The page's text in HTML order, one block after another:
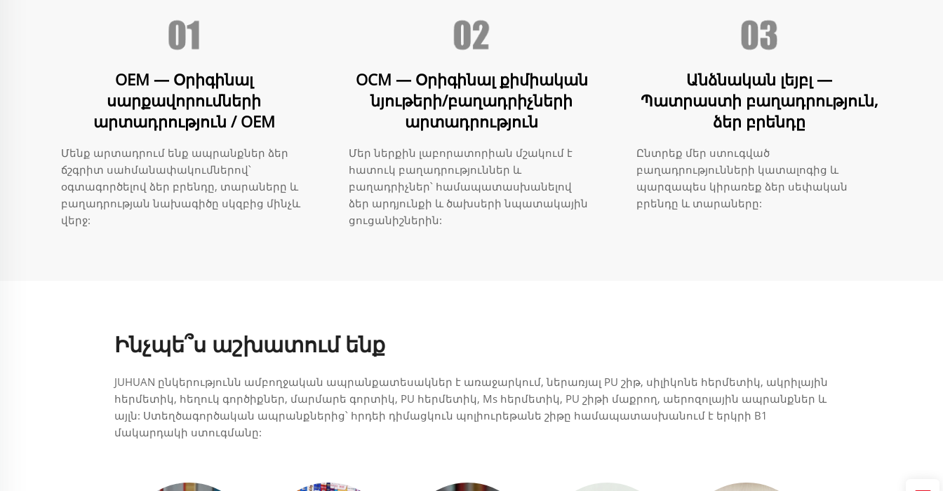
OEM — Օրիգինալ
սարքավորումների
արտադրություն / OEM
Մենք արտադրում ենք ապրանքներ ձեր
ճշգրիտ սահմանափակումներով՝
օգտագործելով ձեր բրենդը, տարաները և
բաղադրության նախագիծը սկզբից մինչև
վերջ:
OCM — Օրիգինալ քիմիական
նյութերի/բաղադրիչների
արտադրություն
Մեր ներքին լաբորատորիան մշակում է
հատուկ բաղադրություններ և
բաղադրիչներ՝ համապատասխանելով
ձեր արդյունքի և ծախսերի նպատակային
ցուցանիշներին:
Անձնական լեյբլ —
Պատրաստի բաղադրություն,
ձեր բրենդը
Ընտրեք մեր ստուգված
բաղադրությունների կատալոգից և
պարզապես կիրառեք ձեր սեփական
բրենդը և տարաները:
Ինչպե՞ս աշխատում ենք
JUHUAN ընկերությունն ամբողջական ապրանքատեսակներ է առաջարկում, ներառյալ PU շիթ, սիլիկոնե հերմետիկ, ակրիլային
հերմետիկ, հեղուկ գործիքներ, մարմարե գորտիկ, PU հերմետիկ, Ms հերմետիկ, PU շիթի մաքրող, աերոզոլային ապրանքներ և
այլն: Ստեղծագործական ապրանքներից՝ հրդեի դիմացկուն պոլիուրեթանե շիթը համապատասխանում է երկրի B1
մակարդակի ստուգմանը: